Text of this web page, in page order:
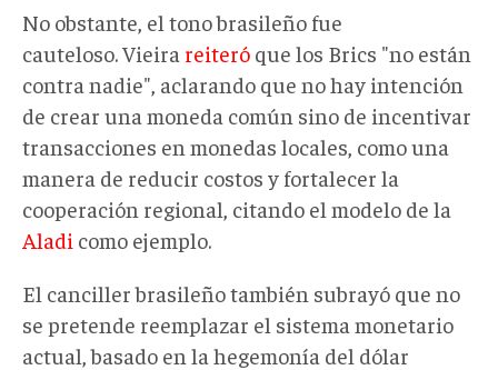
No obstante, el tono brasileño fue
cauteloso. Vieira reiteró que los Brics "no están
contra nadie", aclarando que no hay intención
de crear una moneda común sino de incentivar
transacciones en monedas locales, como una
manera de reducir costos y fortalecer la
cooperación regional, citando el modelo de la
Aladi como ejemplo.
El canciller brasileño también subrayó que no
se pretende reemplazar el sistema monetario
actual, basado en la hegemonía del dólar